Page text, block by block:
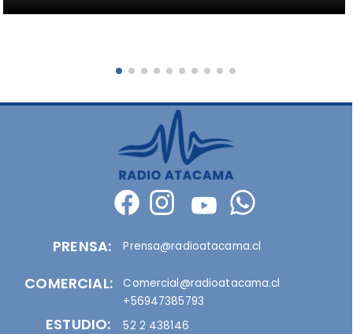
PRENSA:
COMERCIAL:
Prensa@radioatacama.cl
Comercial@radioatacama.cl
+56947385793
ESTUDIO: 52 2 438146